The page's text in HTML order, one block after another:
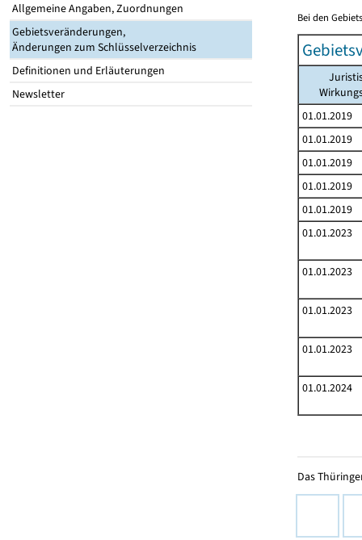
Allgemeine Angaben, Zuordnungen
Gebietsveränderungen,
Änderungen zum Schlüsselverzeichnis
Definitionen und Erläuterungen
Newsletter
Bei den
01.01.2019
01.01.2019
01.01.2019
01.01.2019
01.01.2019
01.01.2023
01.01.2023
01.01.2023
01.01.2023
01.01.2024
Das